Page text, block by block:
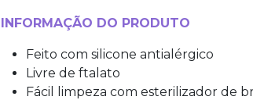
INFORMAÇÃO DO PRODUTO
Feito com silicone antialérgico
Livre de ftalato
Fácil limpeza com esterilizador de